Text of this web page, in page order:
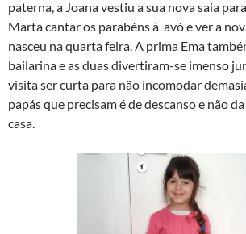
paterna, a Joana vestiu a sua nova saia
Marta cantar os parabéns à avó e ver a
nasceu na quarta feira. A prima Ema
bailarina e as duas divertiram-se imenso
visita ser curta para não incomodar
papás que precisam é de descanso e não
casa.